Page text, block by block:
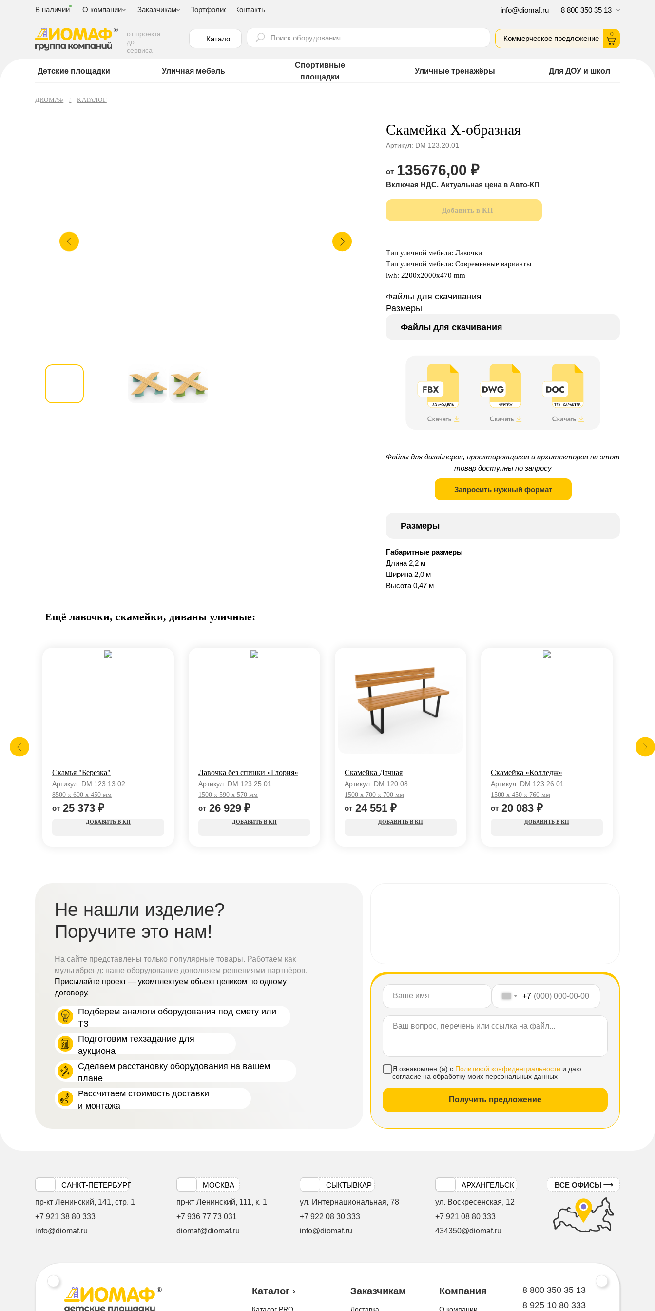
О компании
В наличии Заказчикам Портфолио Контакты info@diomaf.ru 8 800 350 35 13
от проекта
до
сервиса
Каталог
Коммерческое предложение
0
Детские площадки Уличная мебель
Спортивные
площадки
Уличные тренажёры Для ДОУ и школ
ДИОМАФ КАТАЛОГ
Скамейка Х-образная
Артикул: DM 123.20.01
135676,00 ₽
Добавить в КП
Тип уличной мебели: Лавочки
Тип уличной мебели: Современные варианты
lwh: 2200x2000x470 mm
Файлы для скачивания
Размеры
Файлы для скачивания
Файлы для дизайнеров, проектировщиков и архитекторов на этот
товар доступны по запросу
Запросить нужный формат
Размеры
Габаритные размеры
Длина 2,2 м
Ширина 2,0 м
Высота 0,47 м
Ещё лавочки, скамейки, диваны уличные:
Скамья "Березка"
Артикул: DM 123.13.02
8500 x 600 x 450 мм
25 373 ₽
КП
Лавочка без спинки «Глория»
Артикул: DM 123.25.01
1500 x 590 x 570 мм
26 929 ₽
КП
Скамейка Дачная
Артикул: DM 120.08
1500 x 700 x 700 мм
24 551 ₽
КП
Скамейка «Колледж»
Артикул: DM 123.26.01
1500 x 450 x 760 мм
20 083 ₽
КП
Не нашли изделие?
Поручите это нам!
На сайте представлены только популярные товары. Работаем как
мультибренд: наше оборудование дополняем решениями партнёров.
Присылайте проект — укомплектуем объект целиком по одному
договору.
Подберем аналоги оборудования под смету или
ТЗ
Подготовим техзадание для
аукциона
Сделаем расстановку оборудования на вашем
плане
Рассчитаем стоимость доставки
и монтажа
+7
Я ознакомлен (а) с Политикой конфиденциальности и даю
согласие на обработку моих персональных данных
Получить предложение
САНКТ-ПЕТЕРБУРГ
пр-кт Ленинский, 141, стр. 1
+7 921 38 80 333
info@diomaf.ru
МОСКВА
пр-кт Ленинский, 111, к. 1
+7 936 77 73 031
diomaf@diomaf.ru
СЫКТЫВКАР
ул. Интернациональная, 78
+7 922 08 30 333
info@diomaf.ru
АРХАНГЕЛЬСК
ул. Воскресенская, 12
+7 921 08 80 333
434350@diomaf.ru
ВСЕ ОФИСЫ
Каталог ›
Каталог PRO
Заказчикам
Доставка
Компания
О компании
8 800 350 35 13
8 925 10 80 333